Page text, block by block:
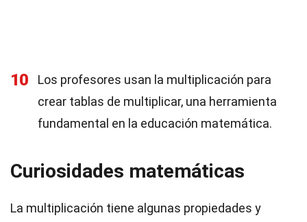
10
Los profesores usan la multiplicación para
crear tablas de multiplicar, una herramienta
fundamental en la educación matemática.
Curiosidades matemáticas
La multiplicación tiene algunas propiedades y